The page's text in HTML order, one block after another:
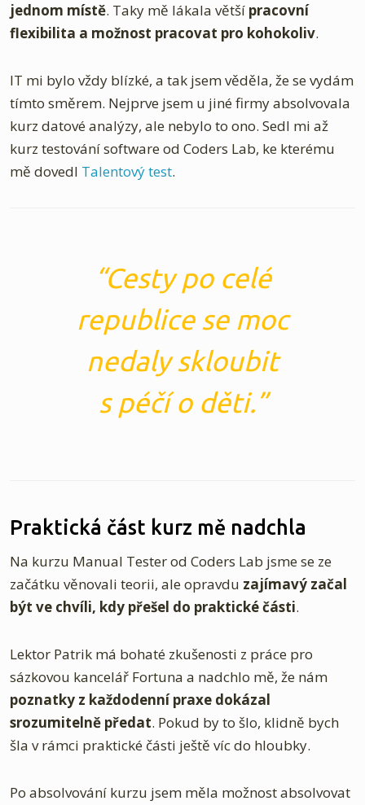
jednom místě. Taky mě lákala větší pracovní
flexibilita a možnost pracovat pro kohokoliv.
IT mi bylo vždy blízké, a tak jsem věděla, že se vydám
tímto směrem. Nejprve jsem u jiné firmy absolvovala
kurz datové analýzy, ale nebylo to ono. Sedl mi až
kurz testování software od Coders Lab, ke kterému
mě dovedl Talentový test.
Cesty po celé
republice se moc
nedaly skloubit
s péčí o děti.
Praktická část kurz mě nadchla
Na kurzu Manual Tester od Coders Lab jsme se ze
začátku věnovali teorii, ale opravdu zajímavý začal
být ve chvíli, kdy přešel do praktické části.
Lektor Patrik má bohaté zkušenosti z práce pro
sázkovou kancelář Fortuna a nadchlo mě, že nám
poznatky z každodenní praxe dokázal
srozumitelně předat. Pokud by to šlo, klidně bych
šla v rámci praktické části ještě víc do hloubky.
Po absolvování kurzu jsem měla možnost absolvovat